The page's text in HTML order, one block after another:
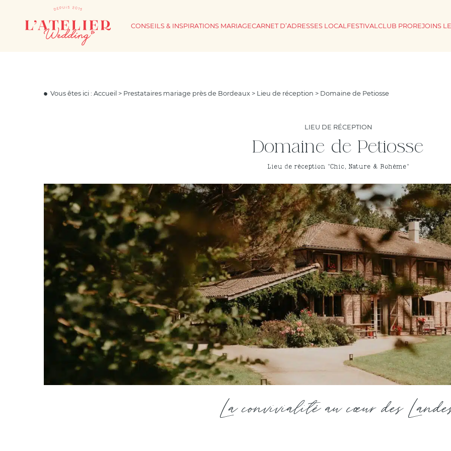
CONSEILS & INSPIRATIONS MARIAGECARNET D’ADRESSES LOCALFESTIVALCLUB PROREJOINS
Vous êtes ici :Accueil > Prestataires mariage près de Bordeaux > Lieu de réception > Domaine de Petiosse
LIEU DE RÉCEPTION
Domaine de Petiosse
Lieu de réception "Chic, Nature & Bohème"
La convivialité au cœur des